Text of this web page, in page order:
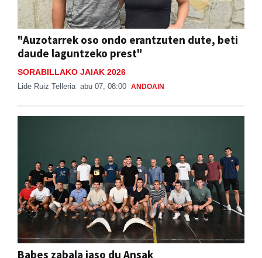
"Auzotarrek oso ondo erantzuten dute, beti
daude laguntzeko prest"
SORABILLAKO JAIAK 2026
Lide Ruiz Telleria abu 07, 08:00 ANDOAIN
Babes zabala jaso du Ansak